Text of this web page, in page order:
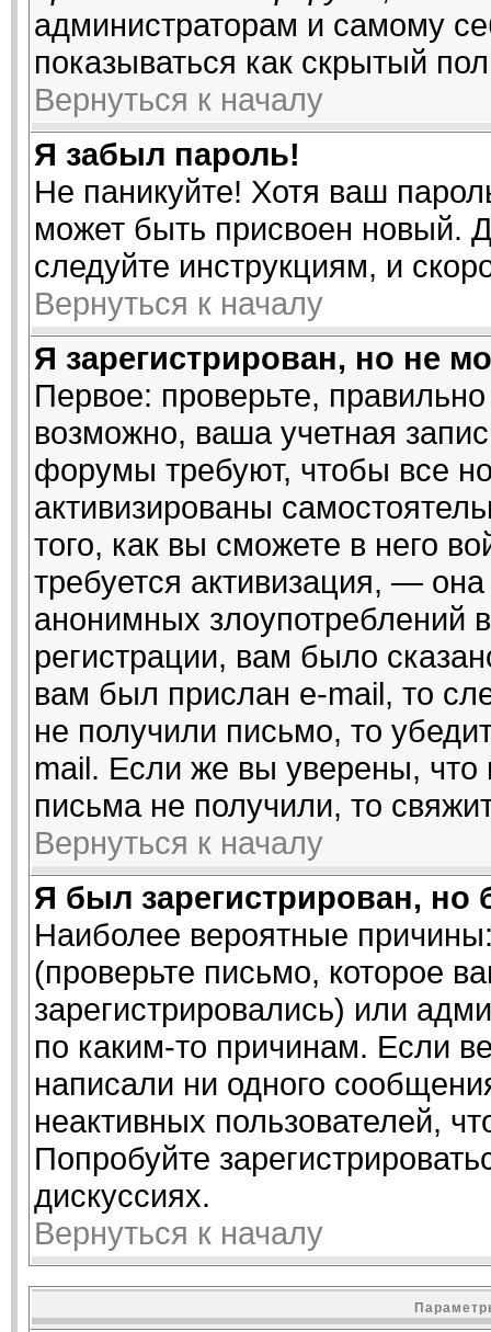
администраторам и самому
показываться как скрытый
Вернуться к началу
Я забыл пароль!
Не паникуйте! Хотя ваш
может быть присвоен новый.
следуйте инструкциям, и
Вернуться к началу
Я зарегистрирован, но не
Первое: проверьте,
возможно, ваша учетная
форумы требуют, чтобы все
активизированы
того, как вы сможете в него
требуется активизация, —
анонимных злоупотреблений
регистрации, вам было
вам был прислан e-mail, то
не получили письмо, то
mail. Если же вы уверены,
письма не получили, то
Вернуться к началу
Я был зарегистрирован, но
Наиболее вероятные
(проверьте письмо, которое
зарегистрировались) или
по каким-то причинам. Если
написали ни одного
неактивных пользователей,
Попробуйте
дискуссиях.
Вернуться к началу